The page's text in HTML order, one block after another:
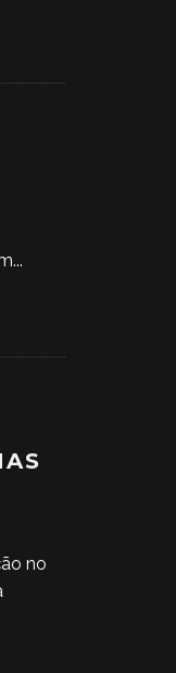
...
no